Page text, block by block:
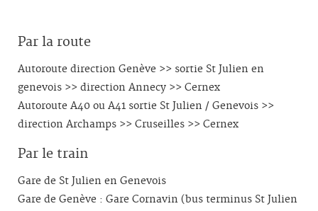
Par la route
Autoroute direction Genève >> sortie St Julien en
genevois >> direction Annecy >> Cernex
Autoroute A40 ou A41 sortie St Julien / Genevois >>
direction Archamps >> Cruseilles >> Cernex
Par le train
Gare de St Julien en Genevois
Gare de Genève : Gare Cornavin (bus terminus St Julien